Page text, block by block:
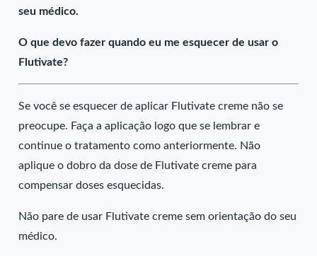
seu médico.
O que devo fazer quando eu me esquecer de usar o
Flutivate?
Se você se esquecer de aplicar Flutivate creme não se
preocupe. Faça a aplicação logo que se lembrar e
continue o tratamento como anteriormente. Não
aplique o dobro da dose de Flutivate creme para
compensar doses esquecidas.
Não pare de usar Flutivate creme sem orientação do seu
médico.